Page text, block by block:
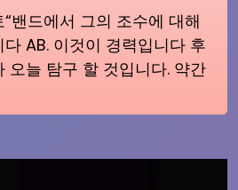
밴드에서 그의 조수에 대해
AB. 이것이 경력입니다 후
오늘 탐구 할 것입니다. 약간